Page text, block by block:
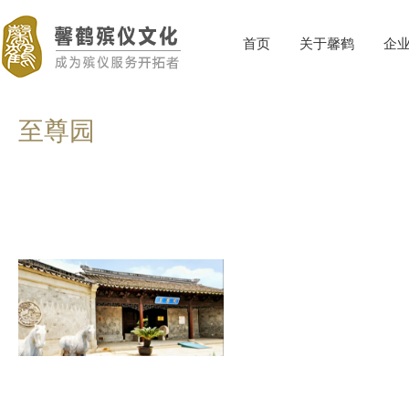
首页 关于馨鹤 企
至尊园